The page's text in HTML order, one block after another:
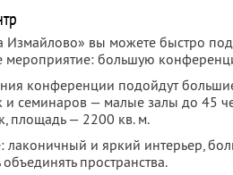
Измайлово» вы можете быстро
мероприятие: большую
конференции подойдут
и семинаров — малые залы до 45
площадь — 2200 кв. м.
и яркий интерьер,
пространства.